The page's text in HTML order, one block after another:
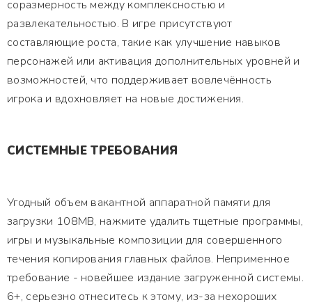
соразмерность между комплексностью и
развлекательностью. В игре присутствуют
составляющие роста, такие как улучшение навыков
персонажей или активация дополнительных уровней и
возможностей, что поддерживает вовлечённость
игрока и вдохновляет на новые достижения.
СИСТЕМНЫЕ ТРЕБОВАНИЯ
Угодный объем вакантной аппаратной памяти для
загрузки 108MB, нажмите удалить тщетные программы,
игры и музыкальные композиции для совершенного
течения копирования главных файлов. Неприменное
требование - новейшее издание загруженной системы.
6+, серьезно отнеситесь к этому, из-за нехороших